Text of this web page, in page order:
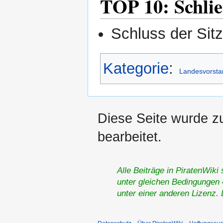
TOP 10:
Schluss der
Kategorie:
Diese Seite wurde
bearbeitet.
Alle Beiträge in PiratenWiki
unter gleichen
unter einer anderen